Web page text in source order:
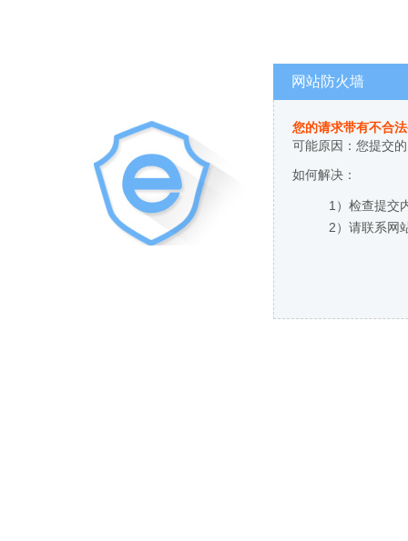
网站防火墙
您的请求带有不合
可能原因：您提交
如何解决：
1）检查提交
2）请联系网